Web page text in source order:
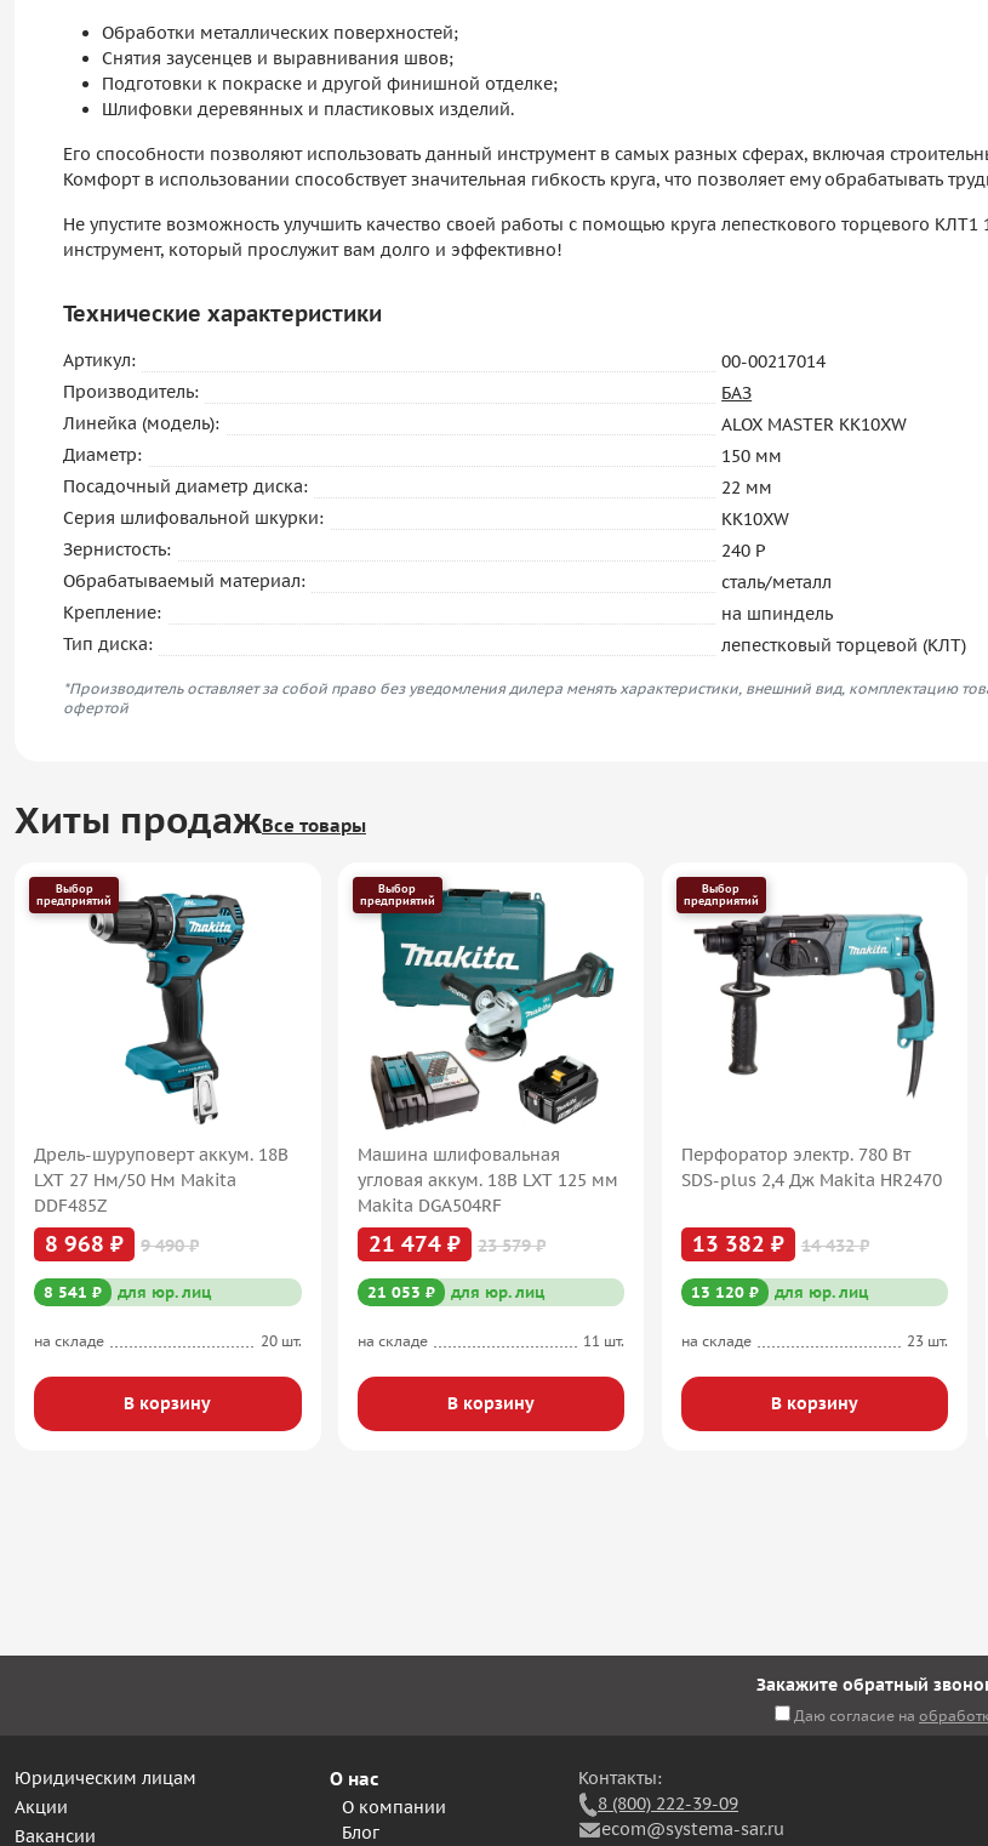
Обработки металлических поверхностей;
Снятия заусенцев и выравнивания швов;
Подготовки к покраске и другой финишной отделке;
Шлифовки деревянных и пластиковых изделий.
Его способности позволяют использовать данный инструмент в самых разных сферах, включая
Комфорт в использовании способствует значительная гибкость круга, что позволяет ему обрабатывать
Не упустите возможность улучшить качество своей работы с помощью круга лепесткового торцевого
инструмент, который прослужит вам долго и эффективно!
Технические характеристики
Артикул:
00-00217014
Производитель:
БАЗ
Линейка (модель):
ALOX MASTER KK10XW
Диаметр:
150 мм
Посадочный диаметр диска:
22 мм
Серия шлифовальной шкурки:
KK10XW
Зернистость:
240 P
Обрабатываемый материал:
сталь/металл
Крепление:
на шпиндель
Тип диска:
лепестковый торцевой (КЛТ)
*Производитель оставляет за собой право без уведомления дилера менять характеристики, внешний вид, комплектацию
офертой
Хиты продажВсе товары
Выбор
предприятий
Дрель-шуруповерт аккум. 18В
LXT 27 Нм/50 Нм Makita
DDF485Z
8 968 ₽ 9 490 ₽
8 541 ₽ для юр. лиц
на складе 20 шт.
В корзину
Выбор
предприятий
Машина шлифовальная
угловая аккум. 18В LXT 125 мм
Makita DGA504RF
21 474 ₽ 23 579 ₽
21 053 ₽ для юр. лиц
на складе 11 шт.
В корзину
Выбор
предприятий
Перфоратор электр. 780 Вт
SDS-plus 2,4 Дж Makita HR2470
13 382 ₽ 14 432 ₽
13 120 ₽ для юр. лиц
на складе 23 шт.
В корзину
Закажите обратный
Даю согласие на
Юридическим лицам
Акции
Вакансии
О нас
О компании
Блог
Контакты:
8 (800) 222-39-09
ecom@systema-sar.ru